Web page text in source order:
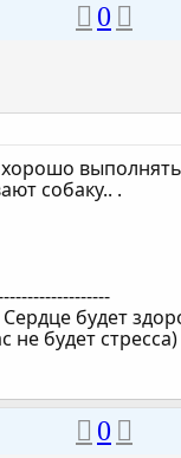
0
собаку.. .
будет
не будет стресса)
0